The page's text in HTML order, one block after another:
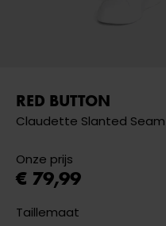
RED BUTTON
Claudette Slanted Seam
Onze prijs
€ 79,99
Taillemaat